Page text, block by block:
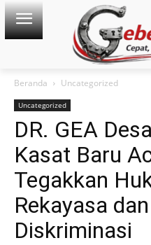
Beranda Uncategorized
Uncategorized
DR. GEA
Kasat Baru
Tegakkan
Rekayasa
Diskriminasi